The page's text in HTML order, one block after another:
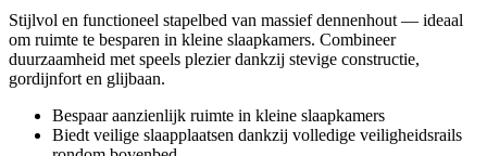
Stijlvol en functioneel stapelbed van massief dennenhout — ideaal
om ruimte te besparen in kleine slaapkamers. Combineer
duurzaamheid met speels plezier dankzij stevige constructie,
gordijnfort en glijbaan.
Bespaar aanzienlijk ruimte in kleine slaapkamers
Biedt veilige slaapplaatsen dankzij volledige veiligheidsrails